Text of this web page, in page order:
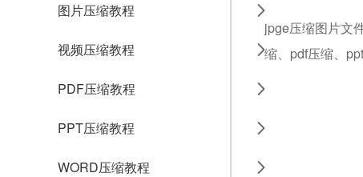
图片压缩教程
视频压缩教程
PDF压缩教程
PPT压缩教程
WORD压缩教程
jpge压缩图片文
缩、pdf压缩、